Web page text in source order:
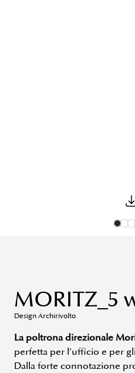
MORITZ_5
Design Archirivolto
La poltrona direzionale
perfetta per l’ufficio e per
Dalla forte connotazione